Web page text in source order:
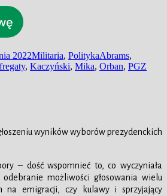
2022Kategorie
Militaria, PolitykaTagi
Abrams,
fregaty, Kaczyński, Mika, Orban, PGZ
wyników wyborów prezydenckich
– dość wspomnieć to, co wyczyniała
możliwości głosowania wielu
na emigracji, czy kulawy i sprzyjający